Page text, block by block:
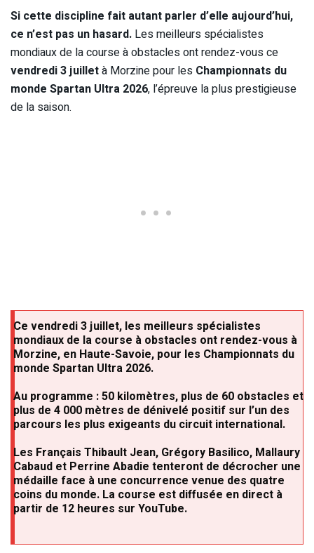
Si cette discipline fait autant parler d’elle aujourd’hui,
ce n’est pas un hasard. Les meilleurs spécialistes
mondiaux de la course à obstacles ont rendez-vous ce
vendredi 3 juilletà Morzine pour les Championnats du
monde Spartan Ultra 2026, l’épreuve la plus prestigieuse
de la saison.
Ce vendredi 3 juillet, les meilleurs spécialistes
mondiaux de la course à obstacles ont rendez-vous à
Morzine, en Haute-Savoie, pour les Championnats du
monde Spartan Ultra 2026.
Au programme :50 kilomètres, plus de 60 obstacles et
plus de 4 000 mètres de dénivelé positif sur l’un des
parcours les plus exigeants du circuit international.
Les Français Thibault Jean, Grégory Basilico, Mallaury
Cabaud et Perrine Abadie tenteront de décrocher une
médaille face à une concurrence venue des quatre
coins du monde. La course est diffusée en direct à
partir de 12 heures sur YouTube.